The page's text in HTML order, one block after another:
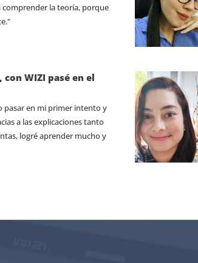
comprender la teoría, porque
WIZI pasé en el
pasar en mi primer intento y
a las explicaciones tanto
logré aprender mucho y